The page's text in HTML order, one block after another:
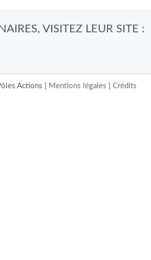
VISITEZ LEUR SITE :
Actions | Mentions légales Crédits